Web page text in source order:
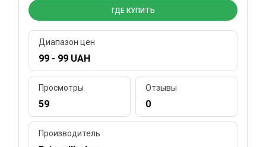
ГДЕ КУПИТЬ
Диапазон цен
99 - 99 UAH
Просмотры
59
Отзывы
0
Производитель